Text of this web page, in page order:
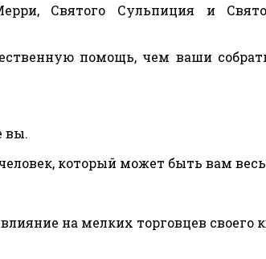
Святого Сульпиция и
помощь, чем ваши
вы.
который может быть вам
на мелких торговцев своего